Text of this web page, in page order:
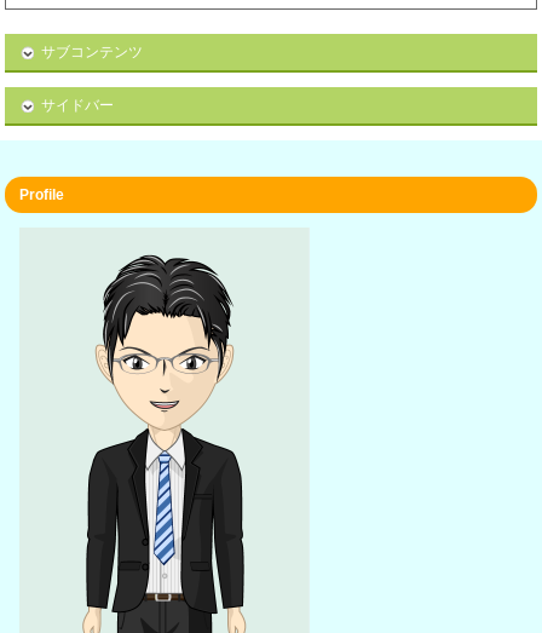
サブコンテンツ
サイドバー
Profile